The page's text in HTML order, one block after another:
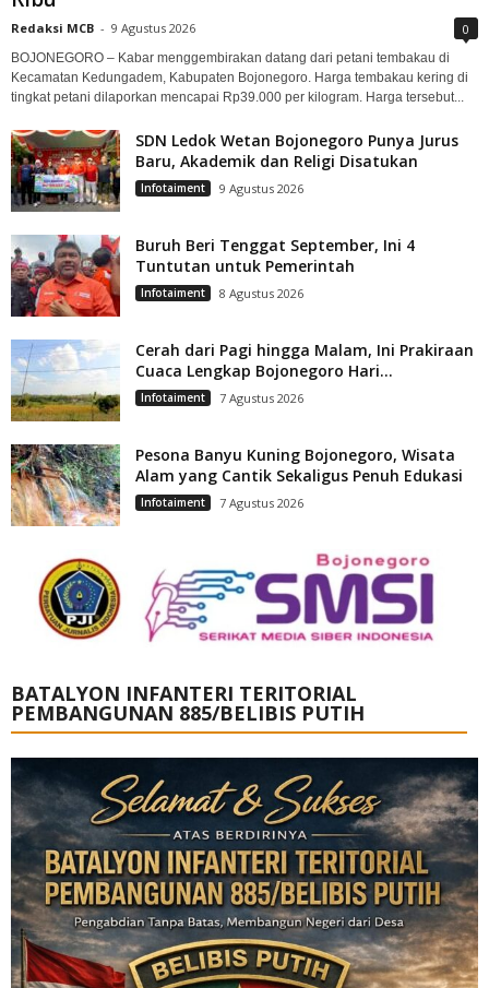
Redaksi MCB - 9 Agustus 2026 0
BOJONEGORO – Kabar menggembirakan datang dari petani tembakau di
Kecamatan Kedungadem, Kabupaten Bojonegoro. Harga tembakau kering di
tingkat petani dilaporkan mencapai Rp39.000 per kilogram. Harga tersebut...
SDN Ledok Wetan Bojonegoro Punya Jurus
Baru, Akademik dan Religi Disatukan
Infotaiment 9 Agustus 2026
Buruh Beri Tenggat September, Ini 4
Tuntutan untuk Pemerintah
Infotaiment 8 Agustus 2026
Cerah dari Pagi hingga Malam, Ini Prakiraan
Cuaca Lengkap Bojonegoro Hari...
Infotaiment 7 Agustus 2026
Pesona Banyu Kuning Bojonegoro, Wisata
Alam yang Cantik Sekaligus Penuh Edukasi
Infotaiment 7 Agustus 2026
BATALYON INFANTERI TERITORIAL
PEMBANGUNAN 885/BELIBIS PUTIH